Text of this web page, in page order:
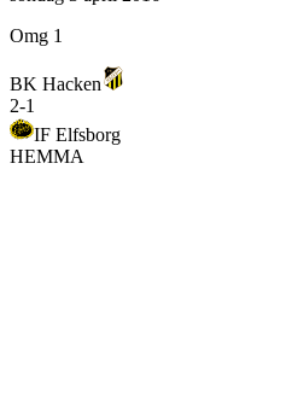
Omg 1
BK Hacken
2-1
IF Elfsborg
HEMMA